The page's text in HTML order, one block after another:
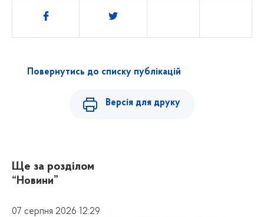
Поділитись
Повернутись до списку публікацій
Версія для друку
Ще за розділом
“Новини”
07 серпня 2026 12:29